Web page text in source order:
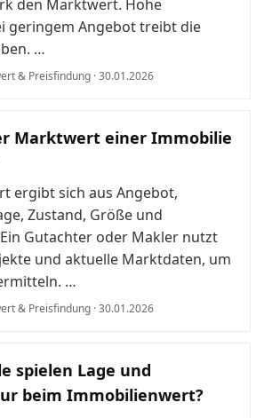
den Marktwert. Hohe
geringem Angebot treibt die
…
& Preisfindung · 30.01.2026
Marktwert einer Immobilie
ergibt sich aus Angebot,
Zustand, Größe und
Gutachter oder Makler nutzt
und aktuelle Marktdaten, um
…
& Preisfindung · 30.01.2026
spielen Lage und
beim Immobilienwert?